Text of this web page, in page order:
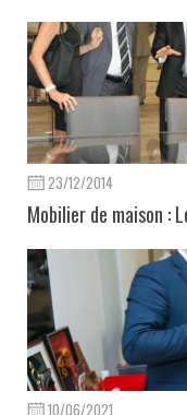
23/12/2014
Mobilier de maison :
10/06/2021